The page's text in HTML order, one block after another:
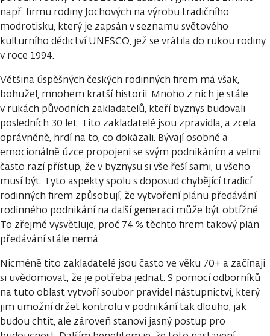
např. firmu rodiny Jochových na výrobu tradičního
modrotisku, který je zapsán v seznamu světového
kulturního dědictví UNESCO, jež se vrátila do rukou rodiny
v roce 1994.
Většina úspěšných českých rodinných firem má však,
bohužel, mnohem kratší historii. Mnoho z nich je stále
v rukách původních zakladatelů, kteří byznys budovali
posledních 30 let. Tito zakladatelé jsou zpravidla, a zcela
oprávněně, hrdí na to, co dokázali. Bývají osobně a
emocionálně úzce propojeni se svým podnikáním a velmi
často razí přístup, že v byznysu si vše řeší sami, u všeho
musí být. Tyto aspekty spolu s doposud chybějící tradicí
rodinných firem způsobují, že vytvoření plánu předávání
rodinného podnikání na další generaci může být obtížné.
To zřejmě vysvětluje, proč 74 % těchto firem takový plán
předávání stále nemá.
Nicméně tito zakladatelé jsou často ve věku 70+ a začínají
si uvědomovat, že je potřeba jednat. S pomocí odborníků
na tuto oblast vytvoří soubor pravidel nástupnictví, který
jim umožní držet kontrolu v podnikání tak dlouho, jak
budou chtít, ale zároveň stanoví jasný postup pro